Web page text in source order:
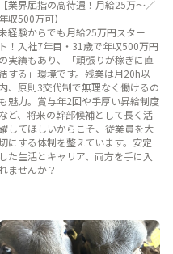
【業界屈指の高待遇！月給25万〜／
年収500万可】
経験からでも月給25万円スター
ト！入社7年目・31歳で年収500万円
の実績もあり、「頑張りが稼ぎに直
する」環境です。残業は月20h以
内、原則3交代制で無理なく働けるの
も魅力。賞与年2回や手厚い昇給制度
など、将来の幹部候補として長く活
躍してほしいからこそ、従業員を大
にする体制を整えています。安定
した生活とキャリア、両方を手に入
ませんか？